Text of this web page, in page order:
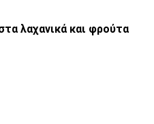
λαχανικά και φρούτα